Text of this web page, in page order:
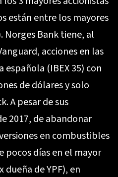
están entre los mayores
Norges Bank tiene, al
acciones en las
española (IBEX 35) con
de dólares y solo
A pesar de sus
2017, de abandonar
en combustibles
pocos días en el mayor
dueña de YPF), en